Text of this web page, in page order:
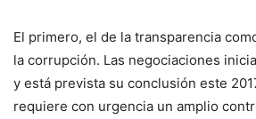
El primero, el de la transparencia
la corrupción. Las negociaciones
y está prevista su conclusión este
requiere con urgencia un amplio